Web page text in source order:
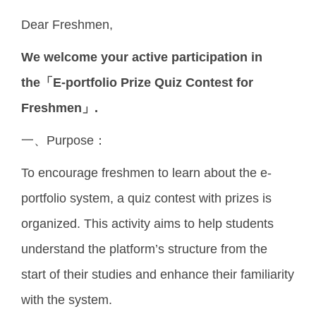
Dear Freshmen,
We welcome your active participation in
the「E-portfolio Prize Quiz Contest for
Freshmen」.
一、Purpose：
To encourage freshmen to learn about the e-
portfolio system, a quiz contest with prizes is
organized. This activity aims to help students
understand the platform’s structure from the
start of their studies and enhance their familiarity
with the system.